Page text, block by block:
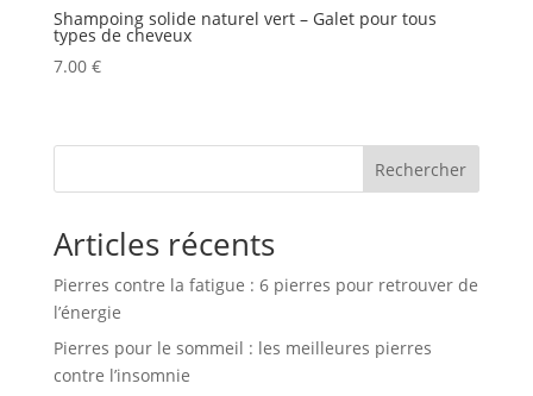
Shampoing solide naturel vert – Galet pour tous
types de cheveux
7.00 €
Rechercher
Articles récents
Pierres contre la fatigue : 6 pierres pour retrouver de
l’énergie
Pierres pour le sommeil : les meilleures pierres
contre l’insomnie